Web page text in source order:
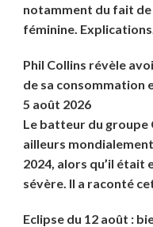
notamment du fait de
féminine.
Phil Collins révèle
de sa consommation
5 août 2026
Le batteur du groupe
ailleurs
2024, alors qu’il était
sévère. Il a raconté
Eclipse du 12 août :